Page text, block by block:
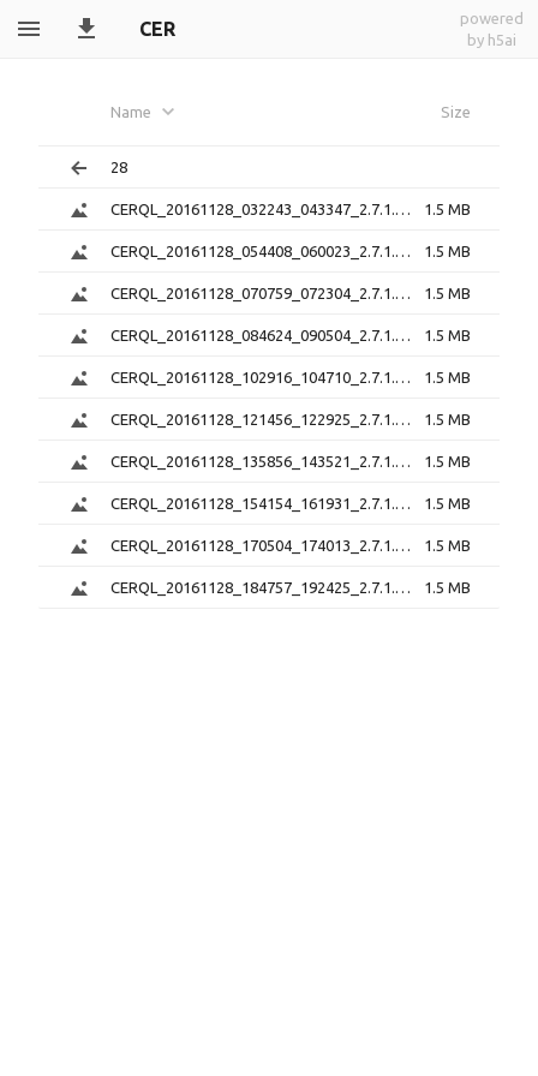
CER
powered
by h5ai
Name Size
28
CERQL_20161128_032243_043347_2.7.1.png 1.5 MB
CERQL_20161128_054408_060023_2.7.1.png 1.5 MB
CERQL_20161128_070759_072304_2.7.1.png 1.5 MB
CERQL_20161128_084624_090504_2.7.1.png 1.5 MB
CERQL_20161128_102916_104710_2.7.1.png 1.5 MB
CERQL_20161128_121456_122925_2.7.1.png 1.5 MB
CERQL_20161128_135856_143521_2.7.1.png 1.5 MB
CERQL_20161128_154154_161931_2.7.1.png 1.5 MB
CERQL_20161128_170504_174013_2.7.1.png 1.5 MB
CERQL_20161128_184757_192425_2.7.1.png 1.5 MB